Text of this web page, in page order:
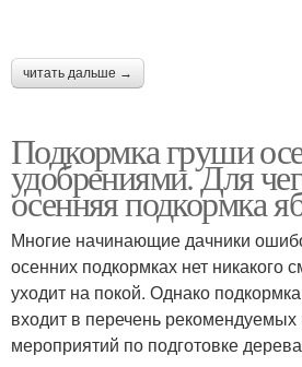
читать дальше →
Подкормка груши
удобрениями. Для
осенняя подкормка
Многие начинающие дачники
осенних подкормках нет никакого
уходит на покой. Однако
входит в перечень
мероприятий по подготовке